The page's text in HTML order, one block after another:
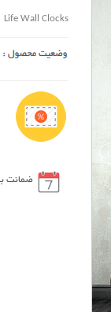
Life Wall Clocks
ضمانت